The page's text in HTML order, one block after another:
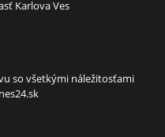
Karlova Ves
so všetkými náležitosťami